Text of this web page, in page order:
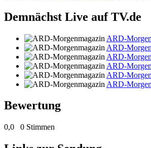
Demnächst Live auf TV.de
ARD-
ARD-
ARD-
ARD-
ARD-
ARD-
Bewertung
0,0 0 Stimmen